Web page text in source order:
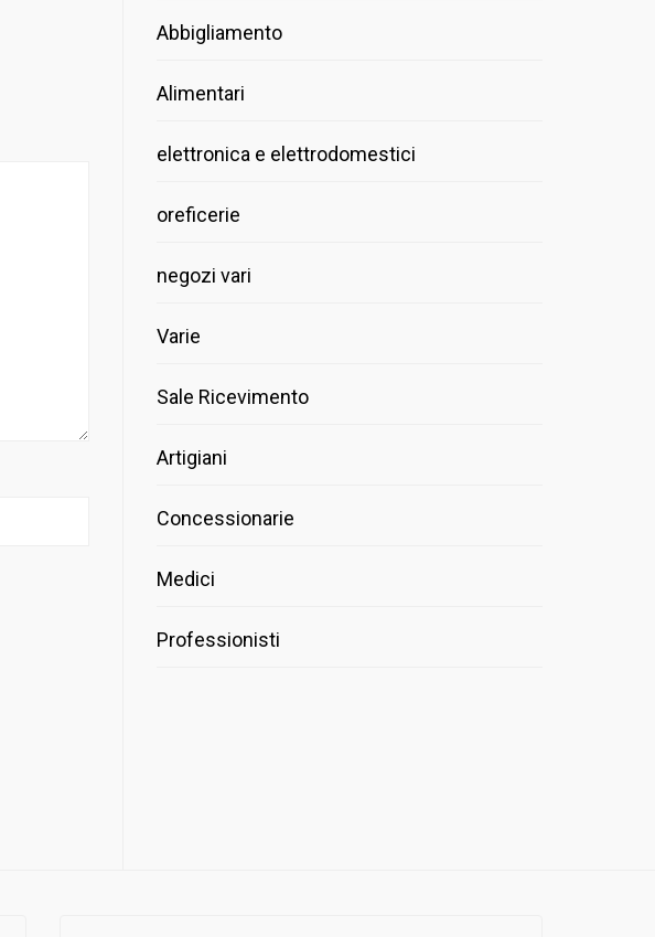
Abbigliamento
Alimentari
elettronica e elettrodomestici
oreficerie
negozi vari
Varie
Sale Ricevimento
Artigiani
Concessionarie
Medici
Professionisti